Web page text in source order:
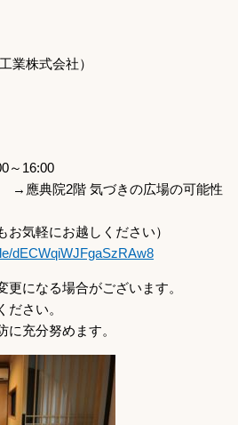
業株式会社）
～16:00
→應典院2階 気づきの広場の可能性
気軽にお越しください）
dECWqiWJFgaSzRAw8
更になる場合がございます。
ださい。
に充分努めます。